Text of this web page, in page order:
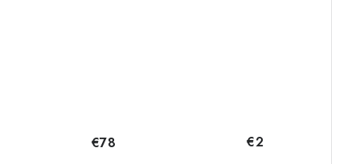
€78 €2